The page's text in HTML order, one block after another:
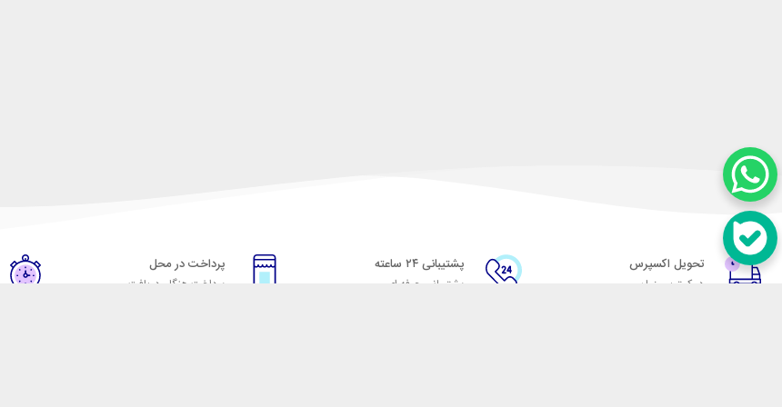
تحویل اکسپرس
در کمترین زمان
پشتیبانی ۲۴ ساعته
پشتیبانی حرفه ای
پرداخت در محل
پرداخت هنگام دریافت